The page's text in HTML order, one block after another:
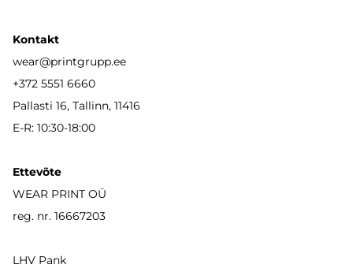
Kontakt
wear@printgrupp.ee
+372 5551 6660
Pallasti 16, Tallinn, 11416
E-R: 10:30-18:00
Ettevõte
WEAR PRINT OÜ
reg. nr. 16667203
LHV Pank